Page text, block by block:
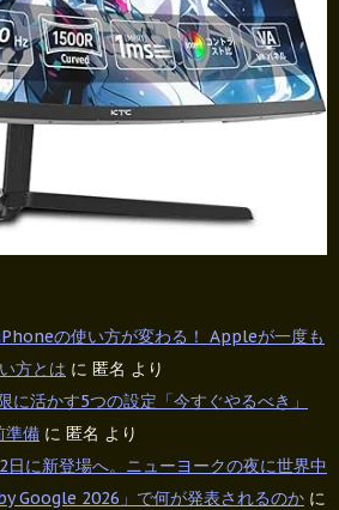
の使い方が変わる！ Appleが一度も
方とは に 匿名 より
に活かす5つの設定「今すぐやるべき」
準備 に 匿名 より
日に新登場へ。ニューヨークの夜に世界中
Google 2026」で何が発表されるのか に